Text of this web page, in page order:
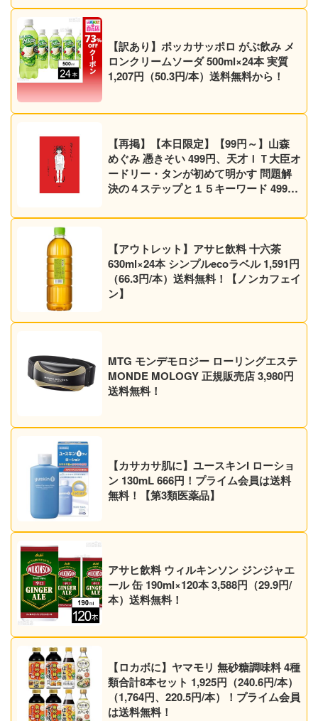
【訳あり】ポッカサッポロ がぶ飲み メ
ロンクリームソーダ 500ml×24本 実質
1,207円（50.3円/本）送料無料から！
【再掲】【本日限定】【99円～】山森
めぐみ 憑きそい 499円、天才ＩＴ大臣オ
ードリー・タンが初めて明かす 問題解
決の４ステップと１５キーワード 499円
【アウトレット】アサヒ飲料 十六茶
630ml×24本 シンプルecoラベル 1,591円
（66.3円/本）送料無料！【ノンカフェイ
ン】
MTG モンデモロジー ローリングエステ
MONDE MOLOGY 正規販売店 3,980円
送料無料！
【カサカサ肌に】ユースキンI ローショ
ン 130mL 666円！プライム会員は送料
無料！【第3類医薬品】
アサヒ飲料 ウィルキンソン ジンジャエ
ール 缶 190ml×120本 3,588円（29.9円/
本）送料無料！
【ロカボに】ヤマモリ 無砂糖調味料 4種
類合計8本セット 1,925円（240.6円/本）
（1,764円、220.5円/本）！プライム会員
は送料無料！